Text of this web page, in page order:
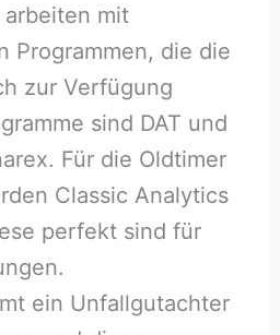
mit
Programmen, die die
zur Verfügung
sind DAT und
Für die Oldtimer
Classic Analytics
perfekt sind für
ein Unfallgutachter